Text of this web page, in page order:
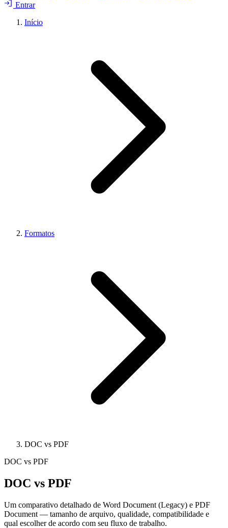
Entrar
Início
Formatos
DOC vs PDF
DOC vs PDF
DOC vs PDF
Um comparativo detalhado de Word Document (Legacy) e PDF
Document — tamanho de arquivo, qualidade, compatibilidade e
qual escolher de acordo com seu fluxo de trabalho.